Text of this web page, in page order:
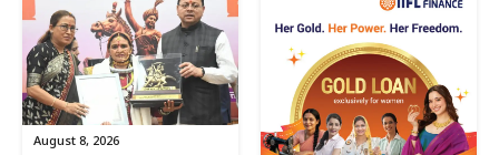
August 8, 2026